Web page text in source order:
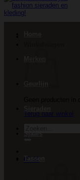
Terug naar winkel
€0.00
Tassen